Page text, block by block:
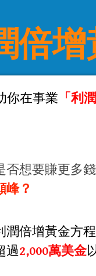
倍
你在事業 「利
否想要賺更多
峰？
潤倍增黃金方
過​2,000萬美金